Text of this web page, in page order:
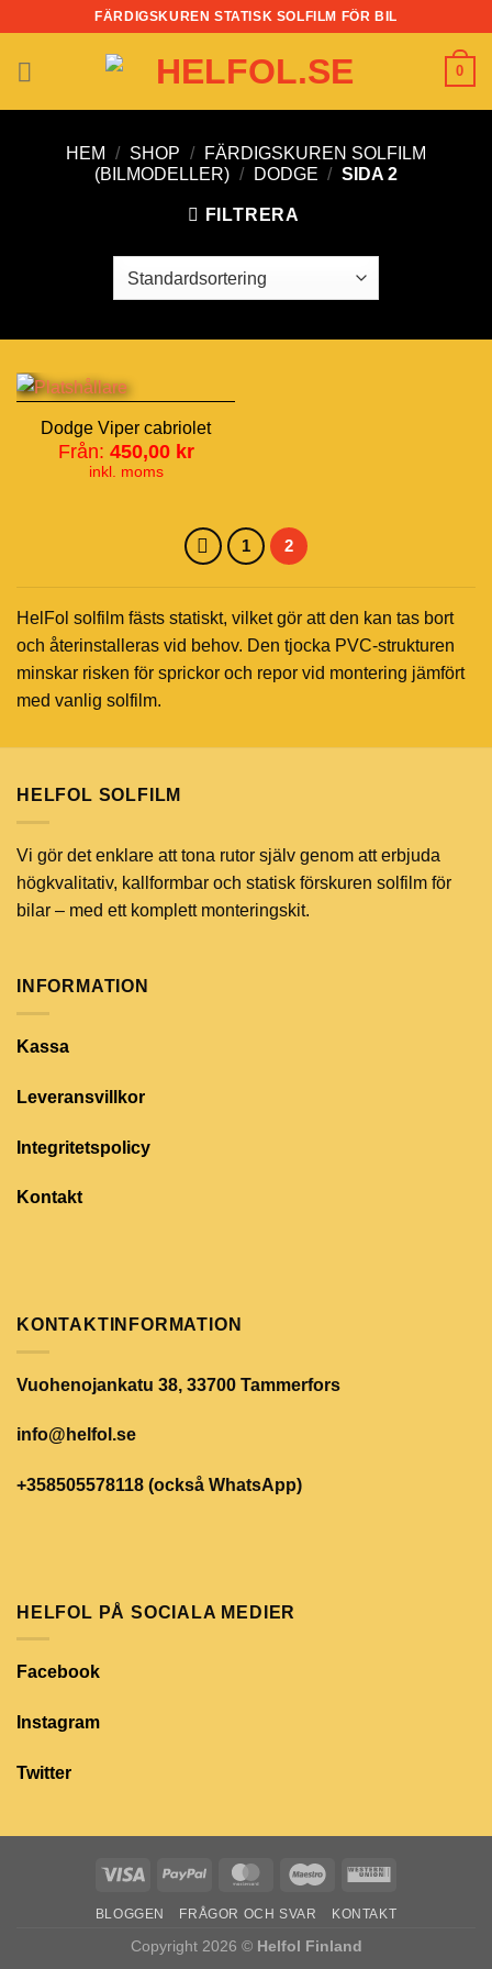
content
FÄRDIGSKUREN STATISK SOLFILM FÖR BIL
0
HEM / SHOP /
FÄRDIGSKUREN SOLFILM
(BILMODELLER) / DODGE / SIDA 2
FILTRERA
Dodge Viper cabriolet
Från: 450,00 kr
inkl. moms
1 2
HelFol solfilm fästs statiskt, vilket gör att den kan tas bort
och återinstalleras vid behov. Den tjocka PVC-strukturen
minskar risken för sprickor och repor vid montering jämfört
med vanlig solfilm.
HELFOL SOLFILM
Vi gör det enklare att tona rutor själv genom att erbjuda
högkvalitativ, kallformbar och statisk förskuren solfilm för
bilar – med ett komplett monteringskit.
INFORMATION
Kassa
Leveransvillkor
Integritetspolicy
Kontakt
KONTAKTINFORMATION
Vuohenojankatu 38, 33700 Tammerfors
info@helfol.se
+358505578118 (också WhatsApp)
HELFOL PÅ SOCIALA MEDIER
Facebook
Instagram
Twitter
BLOGGEN FRÅGOR OCH SVAR KONTAKT
Copyright 2026 © Helfol Finland